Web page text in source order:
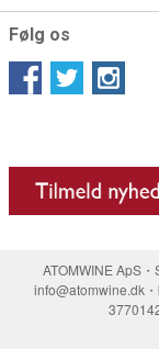
Følg os
ATOMWINE ApS
info@atomwine.dk